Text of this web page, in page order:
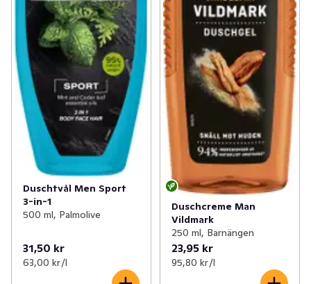
Duschtvål Men Sport
3-in-1
500 ml, Palmolive
31,50 kr
63,00 kr /l
Duschcreme Man
Vildmark
250 ml, Barnängen
23,95 kr
95,80 kr /l